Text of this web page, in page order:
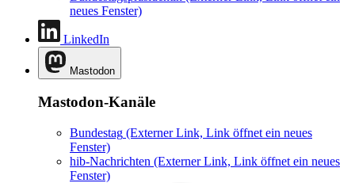
neues Fenster)
LinkedIn
Mastodon
Mastodon-Kanäle
Bundestag (Externer Link, Link öffnet ein neues
Fenster)
hib-Nachrichten (Externer Link, Link öffnet ein neues
Fenster)